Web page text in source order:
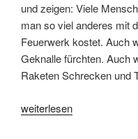
und zeigen: Viele
man so viel anderes mit
Feuerwerk kostet. Auch
Geknalle fürchten. Auch
Raketen Schrecken und
„Die
weiterlesen